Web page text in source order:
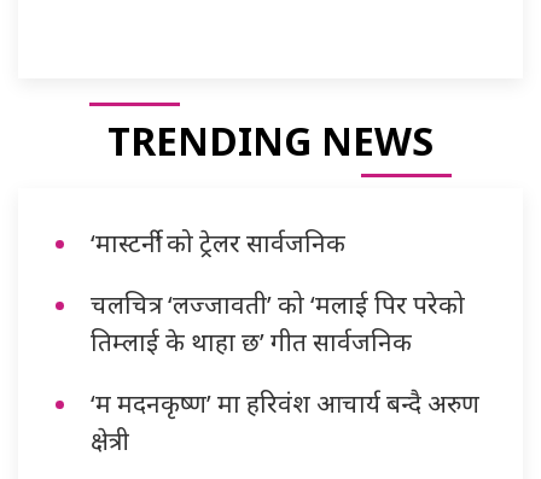
TRENDING NEWS
‘मास्टर्नी’ को ट्रेलर सार्वजनिक
चलचित्र ‘लज्जावती’ को ‘मलाई पिर परेको
तिम्लाई के थाहा छ’ गीत सार्वजनिक
‘म मदनकृष्ण’ मा हरिवंश आचार्य बन्दै अरुण
क्षेत्री